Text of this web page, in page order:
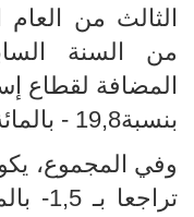
الثالث من
من السنة
المضافة لقطاع
بنسبة19,8 - بالمائة.
وفي المجموع،